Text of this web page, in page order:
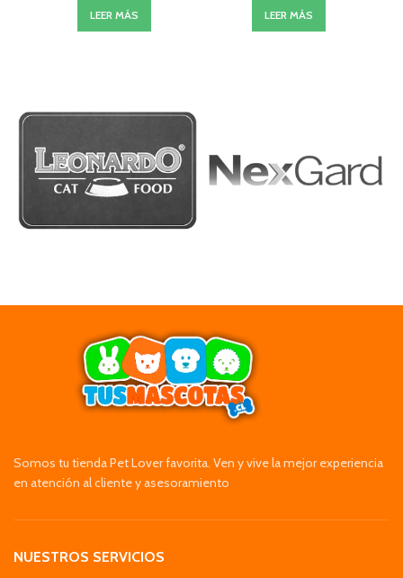
LEER MÁS LEER MÁS
Somos tu tienda Pet Lover favorita. Ven y vive la mejor experiencia
en atención al cliente y asesoramiento
NUESTROS SERVICIOS